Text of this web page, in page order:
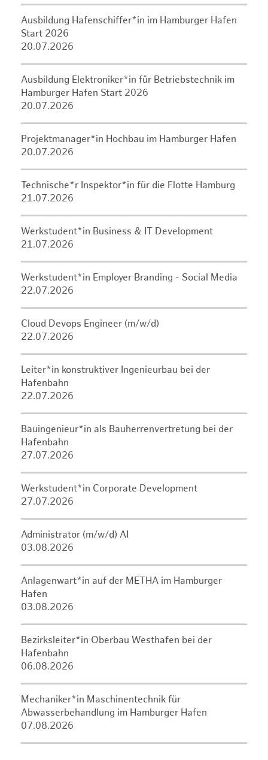
Ausbildung Hafenschiffer*in im Hamburger Hafen
Start 2026
20.07.2026
Ausbildung Elektroniker*in für Betriebstechnik im
Hamburger Hafen Start 2026
20.07.2026
Projektmanager*in Hochbau im Hamburger Hafen
20.07.2026
Technische*r Inspektor*in für die Flotte Hamburg
21.07.2026
Werkstudent*in Business & IT Development
21.07.2026
Werkstudent*in Employer Branding - Social Media
22.07.2026
Cloud Devops Engineer (m/w/d)
22.07.2026
Leiter*in konstruktiver Ingenieurbau bei der
Hafenbahn
22.07.2026
Bauingenieur*in als Bauherrenvertretung bei der
Hafenbahn
27.07.2026
Werkstudent*in Corporate Development
27.07.2026
Administrator (m/w/d) AI
03.08.2026
Anlagenwart*in auf der METHA im Hamburger
Hafen
03.08.2026
Bezirksleiter*in Oberbau Westhafen bei der
Hafenbahn
06.08.2026
Mechaniker*in Maschinentechnik für
Abwasserbehandlung im Hamburger Hafen
07.08.2026